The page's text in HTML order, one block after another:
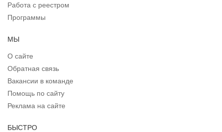
Работа с реестром
Программы
МЫ
О сайте
Обратная связь
Вакансии в команде
Помощь по сайту
Реклама на сайте
БЫСТРО